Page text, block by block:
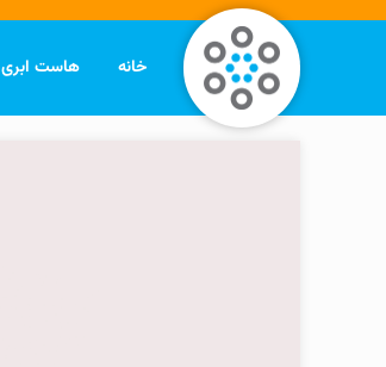
خانه هاست ابری